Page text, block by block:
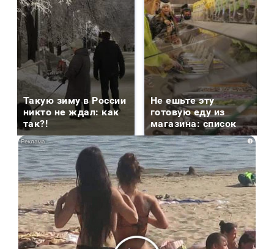
Такую зиму в России
никто не ждал: как
так?!
Не ешьте эту
готовую еду из
магазина: список
i